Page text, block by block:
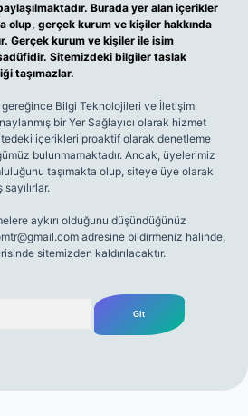
Burada yer alan içerikler
olup, gerçek kurum ve kişiler hakkında
Gerçek kurum ve kişiler ile isim
Sitemizdeki bilgiler taslak
taşımazlar.
gereğince Bilgi Teknolojileri ve İletişim
bir Yer Sağlayıcı olarak hizmet
içerikleri proaktif olarak denetleme
bulunmamaktadır. Ancak, üyelerimiz
taşımakta olup, siteye üye olarak
aykırı olduğunu düşündüğünüz
adresine bildirmeniz halinde,
sitemizden kaldırılacaktır.